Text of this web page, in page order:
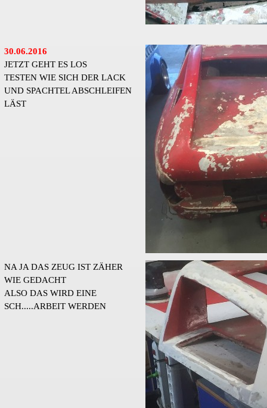
30.06.2016
JETZT GEHT ES LOS
TESTEN WIE SICH DER LACK
UND SPACHTEL ABSCHLEIFEN
LÄST
NA JA DAS ZEUG IST ZÄHER
WIE GEDACHT
ALSO DAS WIRD EINE
SCH.....ARBEIT WERDEN